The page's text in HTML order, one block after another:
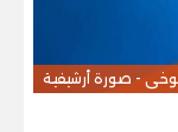
- صورة أرشيفية